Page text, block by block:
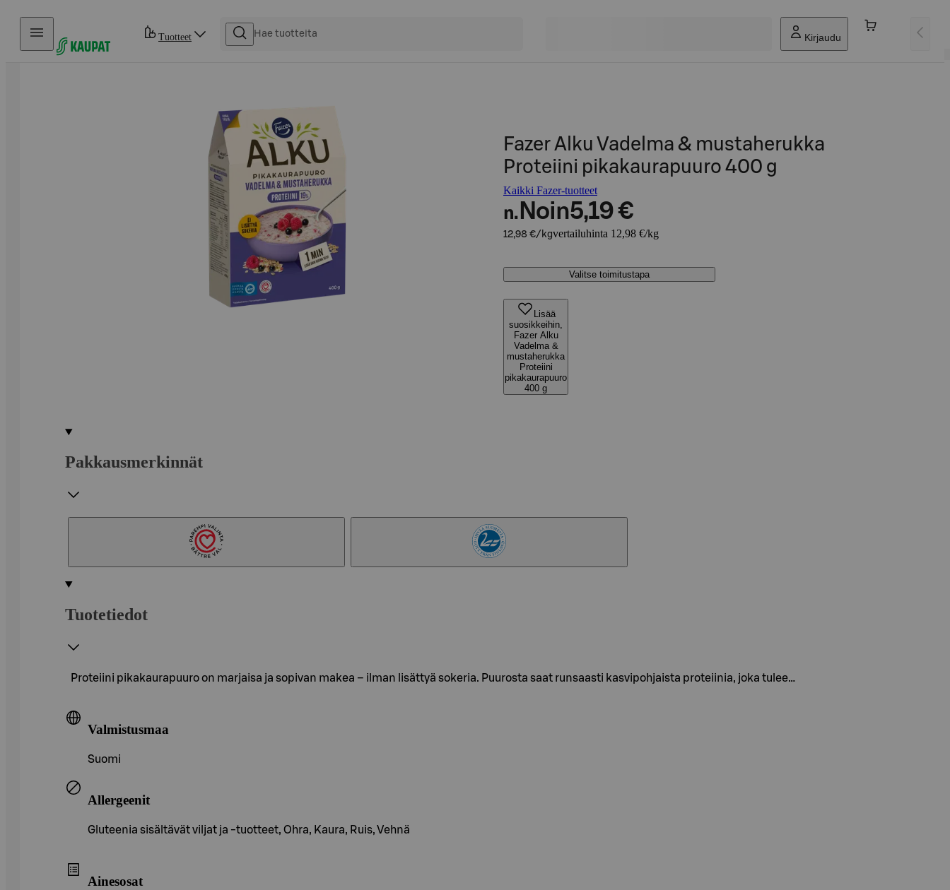
Hyppää sisältöön
Tuotteet Kirjaudu
Fazer Alku Vadelma & mustaherukka
Proteiini pikakaurapuuro 400 g
Kaikki Fazer-tuotteet
n. Noin5,19 €
12,98 €/kgvertailuhinta 12,98 €/kg
Valitse toimitustapa
Lisää
suosikkeihin,
Fazer Alku
Vadelma &
mustaherukka
Proteiini
pikakaurapuuro
400 g
Pakkausmerkinnät
Tuotetiedot
Proteiini pikakaurapuuro on marjaisa ja sopivan makea – ilman lisättyä sokeria. Puurosta saat runsaasti kasvipohjaista proteiinia, joka tulee…
Valmistusmaa
Suomi
Allergeenit
Gluteenia sisältävät viljat ja -tuotteet, Ohra, Kaura, Ruis, Vehnä
Ainesosat